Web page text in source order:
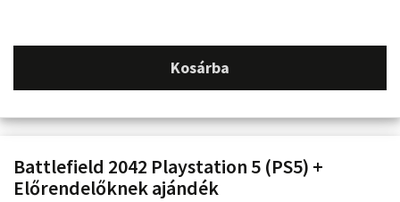
Kosárba
Battlefield 2042 Playstation 5 (PS5) +
Előrendelőknek ajándék